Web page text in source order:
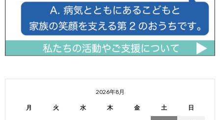
2026年8月
月 火 水 木 金 土 日